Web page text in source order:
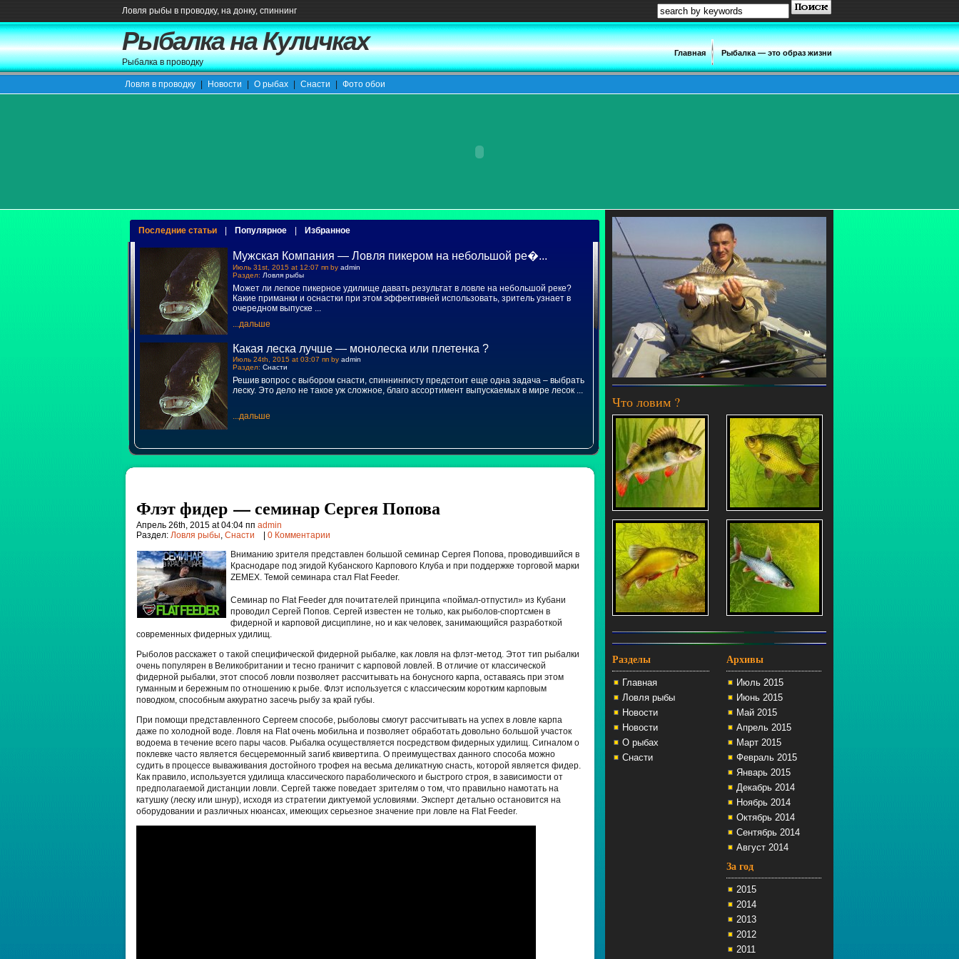
Ловля рыбы в проводку, на донку, спиннинг
Рыбалка на Куличках
Рыбалка в проводку
Главная Рыбалка — это образ жизни
Ловля в проводку Новости О рыбах Снасти Фото обои
Последние статьи Популярное Избранное
Мужская Компания — Ловля пикером на небольшой ре�...
Июль 31st, 2015 at 12:07 пп by admin
Раздел: Ловля рыбы
Может ли легкое пикерное удилище давать результат в ловле на небольшой реке?
Какие приманки и оснастки при этом эффективней использовать, зритель узнает в
очередном выпуске ...
...дальше
Какая леска лучше — монолеска или плетенка ?
Июль 24th, 2015 at 03:07 пп by admin
Раздел: Снасти
Решив вопрос с выбором снасти, спиннингисту предстоит еще одна задача – выбрать
леску. Это дело не такое уж сложное, благо ассортимент выпускаемых в мире лесок ...
...дальше
Флэт фидер — семинар Сергея Попова
Апрель 26th, 2015 at 04:04 пп admin
Раздел: Ловля рыбы, Снасти
0 Комментарии
Вниманию зрителя представлен большой семинар Сергея Попова, проводившийся в
Краснодаре под эгидой Кубанского Карпового Клуба и при поддержке торговой марки
ZEMEX. Темой семинара стал Flat Feeder.
Семинар по Flat Feeder для почитателей принципа «поймал-отпустил» из Кубани
проводил Сергей Попов. Сергей известен не только, как рыболов-спортсмен в
фидерной и карповой дисциплине, но и как человек, занимающийся разработкой
современных фидерных удилищ.
Рыболов расскажет о такой специфической фидерной рыбалке, как ловля на флэт-метод. Этот тип рыбалки
очень популярен в Великобритании и тесно граничит с карповой ловлей. В отличие от классической
фидерной рыбалки, этот способ ловли позволяет рассчитывать на бонусного карпа, оставаясь при этом
гуманным и бережным по отношению к рыбе. Флэт используется с классическим коротким карповым
поводком, способным аккуратно засечь рыбу за край губы.
При помощи представленного Сергеем способе, рыболовы смогут рассчитывать на успех в ловле карпа
даже по холодной воде. Ловля на Flat очень мобильна и позволяет обработать довольно большой участок
водоема в течение всего пары часов. Рыбалка осуществляется посредством фидерных удилищ. Сигналом о
поклевке часто является бесцеремонный загиб квивертипа. О преимуществах данного способа можно
судить в процессе вываживания достойного трофея на весьма деликатную снасть, которой является фидер.
Как правило, используется удилища классического параболического и быстрого строя, в зависимости от
предполагаемой дистанции ловли. Сергей также поведает зрителям о том, что правильно намотать на
катушку (леску или шнур), исходя из стратегии диктуемой условиями. Эксперт детально остановится на
оборудовании и различных нюансах, имеющих серьезное значение при ловле на Flat Feeder.
Что ловим ?
Разделы
Главная
Ловля рыбы
Новости
Новости
О рыбах
Снасти
Архивы
Июль 2015
Июнь 2015
Май 2015
Апрель 2015
Март 2015
Февраль 2015
Январь 2015
Декабрь 2014
Ноябрь 2014
Октябрь 2014
Сентябрь 2014
Август 2014
За год
2015
2014
2013
2012
2011